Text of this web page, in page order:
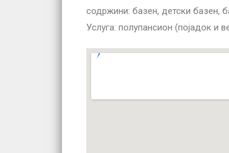
содржини: базен, детски базен,
Услуга: полупансион (појадок и